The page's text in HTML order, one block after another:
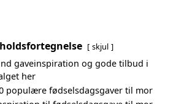
skjul
gaveinspiration og gode tilbud i
her
populære fødselsdagsgaver til mor